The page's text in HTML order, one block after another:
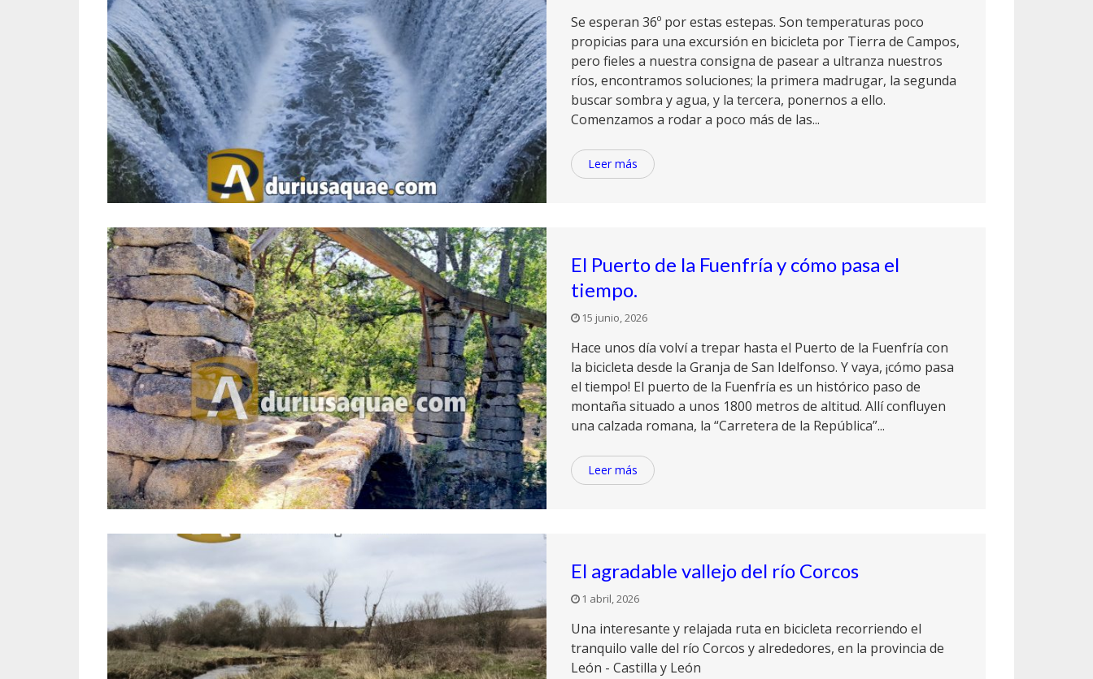
Se esperan 36º por estas estepas. Son temperaturas poco
propicias para una excursión en bicicleta por Tierra de Campos,
pero fieles a nuestra consigna de pasear a ultranza nuestros
ríos, encontramos soluciones; la primera madrugar, la segunda
buscar sombra y agua, y la tercera, ponernos a ello.
Comenzamos a rodar a poco más de las...
Leer más
El Puerto de la Fuenfría y cómo pasa el
tiempo.
15 junio, 2026
Hace unos día volví a trepar hasta el Puerto de la Fuenfría con
la bicicleta desde la Granja de San Idelfonso. Y vaya, ¡cómo pasa
el tiempo! El puerto de la Fuenfría es un histórico paso de
montaña situado a unos 1800 metros de altitud. Allí confluyen
una calzada romana, la “Carretera de la República”...
Leer más
El agradable vallejo del río Corcos
1 abril, 2026
Una interesante y relajada ruta en bicicleta recorriendo el
tranquilo valle del río Corcos y alrededores, en la provincia de
León - Castilla y León